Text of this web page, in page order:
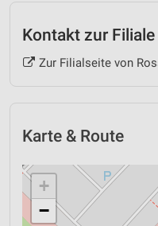
Kontakt zur Filiale
Zur Filialseite von
Karte & Route
+
−